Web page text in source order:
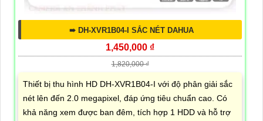
➠ DH-XVR1B04-I SẮC NÉT DAHUA
1,450,000 ₫
1,820,000 ₫
Thiết bị thu hình HD DH-XVR1B04-I với độ phân giải sắc
nét lên đến 2.0 megapixel, đáp ứng tiêu chuẩn cao. Có
khả năng xem được ban đêm, tích hợp 1 HDD và hỗ trợ